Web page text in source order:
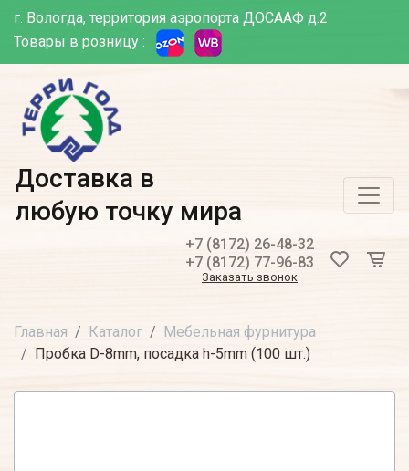
г. Вологда, территория аэропорта ДОСААФ д.2
Товары в розницу :
Доставка в
любую точку мира
+7 (8172) 26-48-32
+7 (8172) 77-96-83
Заказать звонок
Главная Каталог
Мебельная фурнитура
Пробка D-8mm, посадка h-5mm (100 шт.)